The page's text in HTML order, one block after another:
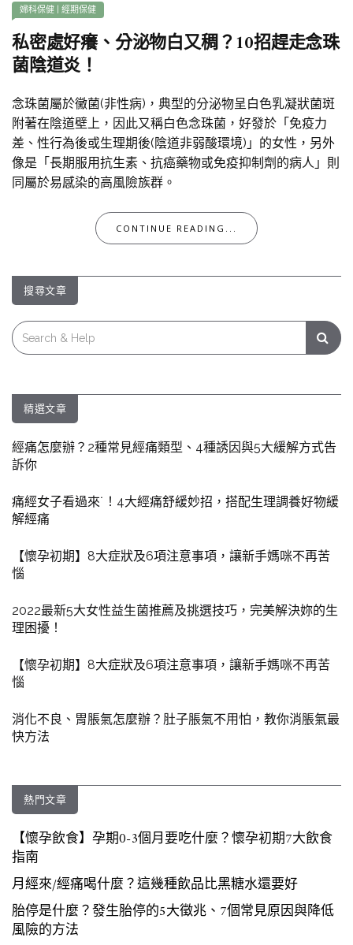
婦科保健 經期保健
私密處好癢、分泌物白又稠？10招趕走念珠
菌陰道炎！
念珠菌屬於黴菌(非性病)，典型的分泌物呈白色乳凝狀菌斑
附著在陰道壁上，因此又稱白色念珠菌，好發於「免疫力
差、性行為後或生理期後(陰道非弱酸環境)」的女性，另外
像是「長期服用抗生素、抗癌藥物或免疫抑制劑的病人」則
同屬於易感染的高風險族群。
CONTINUE READING...
搜尋文章
Search
for:
精選文章
經痛怎麼辦？2種常見經痛類型、4種誘因與5大緩解方式告
訴你
痛經女子看過來˙！4大經痛舒緩妙招，搭配生理調養好物緩
解經痛
【懷孕初期】8大症狀及6項注意事項，讓新手媽咪不再苦
惱
2022最新5大女性益生菌推薦及挑選技巧，完美解決妳的生
理困擾！
【懷孕初期】8大症狀及6項注意事項，讓新手媽咪不再苦
惱
消化不良、胃脹氣怎麼辦？肚子脹氣不用怕，教你消脹氣最
快方法
熱門文章
【懷孕飲食】孕期0-3個月要吃什麼？懷孕初期7大飲食
指南
月經來/經痛喝什麼？這幾種飲品比黑糖水還要好
胎停是什麼？發生胎停的5大徵兆、7個常見原因與降低
風險的方法